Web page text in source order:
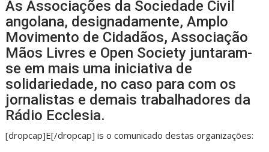
As Associações da Sociedade Civil
angolana, designadamente, Amplo
Movimento de Cidadãos, Associação
Mãos Livres e Open Society juntaram-
se em mais uma iniciativa de
solidariedade, no caso para com os
jornalistas e demais trabalhadores da
Rádio Ecclesia.
[dropcap]E[/dropcap] is o comunicado destas organizações: